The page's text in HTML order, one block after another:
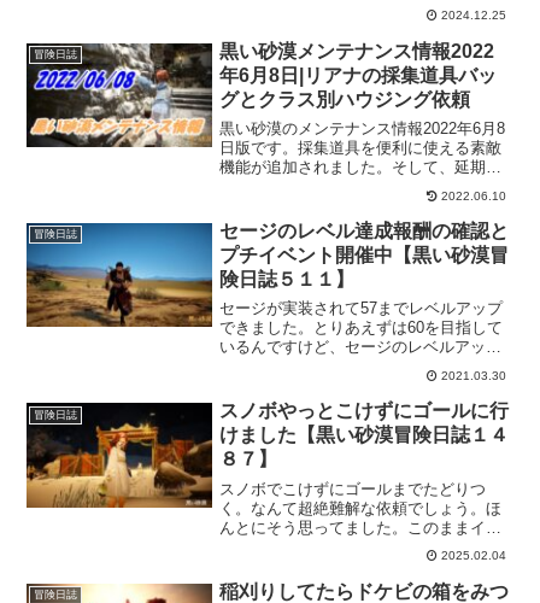
みなさんは見つけることができました
か？ともあれ、キャンディケイン箱と冬
祭りの椅子を獲得できたのでよかったで
すｗ
2024.12.25
冒険日誌
黒い砂漠メンテナンス情報2022
年6月8日|リアナの採集道具バッ
グとクラス別ハウジング依頼
黒い砂漠のメンテナンス情報2022年6月8
日版です。採集道具を便利に使える素敵
機能が追加されました。そして、延期に
なってたコルセア専用依頼とクラス別の
ハウジング家具がもらえる依頼も追加さ
れました。あと、イヤリングを改良でき
るアイテムも追加されました。
2022.06.10
冒険日誌
セージのレベル達成報酬の確認と
プチイベント開催中【黒い砂漠冒
険日誌５１１】
セージが実装されて57までレベルアップ
できました。とりあえずは60を目指して
いるんですけど、セージのレベルアップ
報酬って何だっけ～？と思ったので確認
してみました。それと、今、プチイベン
トが公式サイトにて開催中で、簡単な問
題を解くだけなので回答してきました。
2021.03.30
冒険日誌
スノボやっとこけずにゴールに行
けました【黒い砂漠冒険日誌１４
８７】
スノボでこけずにゴールまでたどりつ
く。なんて超絶難解な依頼でしょう。ほ
んとにそう思ってました。このままイベ
ント終了しそうだなと思ってたら、うっ
かりゴールできましたｗ来年は、もっと
簡単になってるといいなー。
2025.02.04
冒険日誌
稲刈りしてたらドケビの箱をみつ